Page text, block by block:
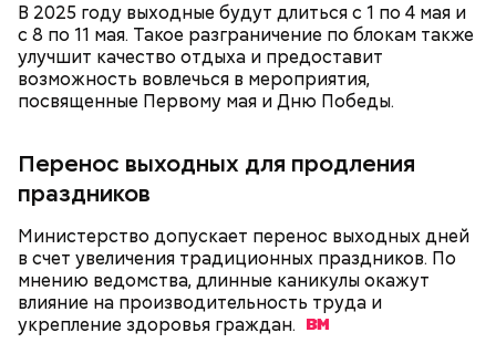
В 2025 году выходные будут длиться с 1 по 4 мая и
с 8 по 11 мая. Такое разграничение по блокам также
улучшит качество отдыха и предоставит
возможность вовлечься в мероприятия,
посвященные Первому мая и Дню Победы.
Перенос выходных для продления
праздников
Министерство допускает перенос выходных дней
в счет увеличения традиционных праздников. По
мнению ведомства, длинные каникулы окажут
влияние на производительность труда и
укрепление здоровья граждан.
— Кабачки, порезанные кубиками, нужно легко
обжарить на сковороде. К ним добавляются зелень
петрушки, чеснок, соль и оливковое масло.
Получается очень вкусно, — поделился рецептом
Копылов.
хорошо, потому что дает энергию. Но важно
помнить, что сладкими дынями не нужно сильно
увлекаться, так же как и арбузами, людям с
сахарным диабетом и лишним весом, —
подчеркнула доктор.